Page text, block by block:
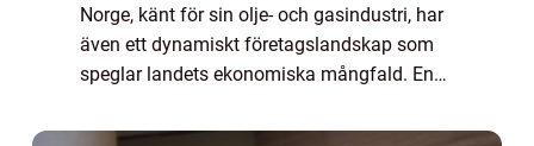
Norge, känt för sin olje- och gasindustri, har
även ett dynamiskt företagslandskap som
speglar landets ekonomiska mångfald. En
Norge”. I denna artikel k...